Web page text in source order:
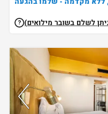
לשלם בשובר מילואים) ?